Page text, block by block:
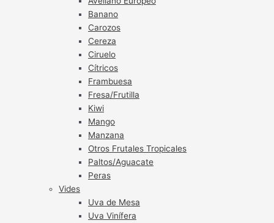
Banano
Carozos
Cereza
Ciruelo
Cítricos
Frambuesa
Fresa/Frutilla
Kiwi
Mango
Manzana
Otros Frutales Tropicales
Paltos/Aguacate
Peras
Vides
Uva de Mesa
Uva Vinífera